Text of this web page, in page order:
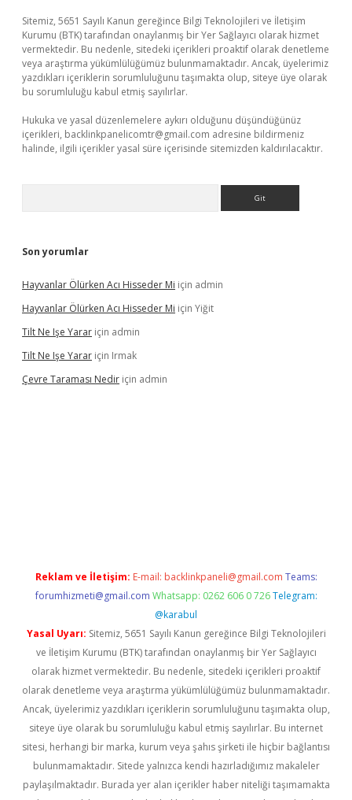
Sitemiz, 5651 Sayılı Kanun gereğince Bilgi Teknolojileri ve İletişim
Kurumu (BTK) tarafından onaylanmış bir Yer Sağlayıcı olarak hizmet
vermektedir. Bu nedenle, sitedeki içerikleri proaktif olarak denetleme
veya araştırma yükümlülüğümüz bulunmamaktadır. Ancak, üyelerimiz
yazdıkları içeriklerin sorumluluğunu taşımakta olup, siteye üye olarak
bu sorumluluğu kabul etmiş sayılırlar.
Hukuka ve yasal düzenlemelere aykırı olduğunu düşündüğünüz
içerikleri, backlinkpanelicomtr@gmail.com adresine bildirmeniz
halinde, ilgili içerikler yasal süre içerisinde sitemizden kaldırılacaktır.
Son yorumlar
Hayvanlar Ölürken Acı Hisseder Mi için admin
Hayvanlar Ölürken Acı Hisseder Mi için Yiğit
Tilt Ne Işe Yarar için admin
Tilt Ne Işe Yarar için Irmak
Çevre Taraması Nedir için admin
Reklam ve İletişim: E-mail: backlinkpaneli@gmail.com Teams:
forumhizmeti@gmail.com Whatsapp: 0262 606 0 726 Telegram:
@karabul
Yasal Uyarı: Sitemiz, 5651 Sayılı Kanun gereğince Bilgi Teknolojileri
ve İletişim Kurumu (BTK) tarafından onaylanmış bir Yer Sağlayıcı
olarak hizmet vermektedir. Bu nedenle, sitedeki içerikleri proaktif
olarak denetleme veya araştırma yükümlülüğümüz bulunmamaktadır.
Ancak, üyelerimiz yazdıkları içeriklerin sorumluluğunu taşımakta olup,
siteye üye olarak bu sorumluluğu kabul etmiş sayılırlar. Bu internet
sitesi, herhangi bir marka, kurum veya şahıs şirketi ile hiçbir bağlantısı
bulunmamaktadır. Sitede yalnızca kendi hazırladığımız makaleler
paylaşılmaktadır. Burada yer alan içerikler haber niteliği taşımamakta